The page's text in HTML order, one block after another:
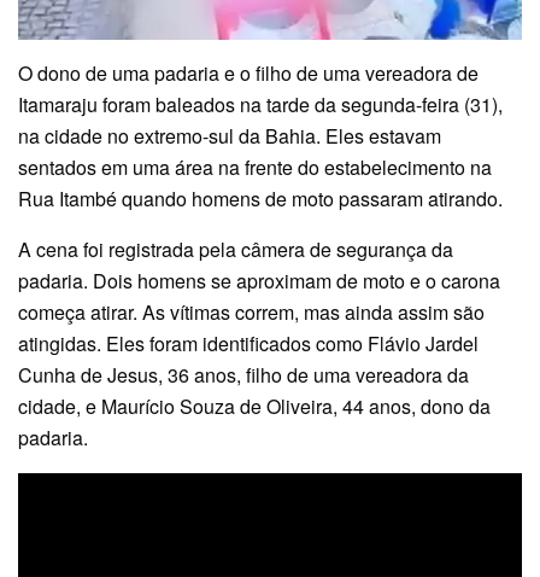
O dono de uma padaria e o filho de uma vereadora de
Itamaraju foram baleados na tarde da segunda-feira (31),
na cidade no extremo-sul da Bahia. Eles estavam
sentados em uma área na frente do estabelecimento na
Rua Itambé quando homens de moto passaram atirando.
A cena foi registrada pela câmera de segurança da
padaria. Dois homens se aproximam de moto e o carona
começa atirar. As vítimas correm, mas ainda assim são
atingidas. Eles foram identificados como Flávio Jardel
Cunha de Jesus, 36 anos, filho de uma vereadora da
cidade, e Maurício Souza de Oliveira, 44 anos, dono da
padaria.